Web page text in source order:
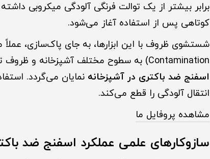
برابر بیشتر از یک توالت فرنگی آلودگی میکروبی
کوتاهی پس از استفاده آغاز می‌شود.
Contamination) به سطوح مختلف آشپزخانه و ظروف تمیز می‌شود. اینجاست که نقش حیاتی یک
اسفنج ضد باکتری در آشپزخانه نمایان می‌گردد.
انتقال آلودگی را قطع می‌کند.
مشاهده پروفایل ما
سازوکارهای علمی عملکرد اسفنج ضد